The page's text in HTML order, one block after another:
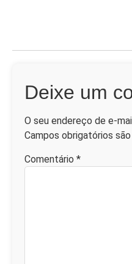
Deixe um
O seu endereço de e-
Campos obrigatórios
Comentário *